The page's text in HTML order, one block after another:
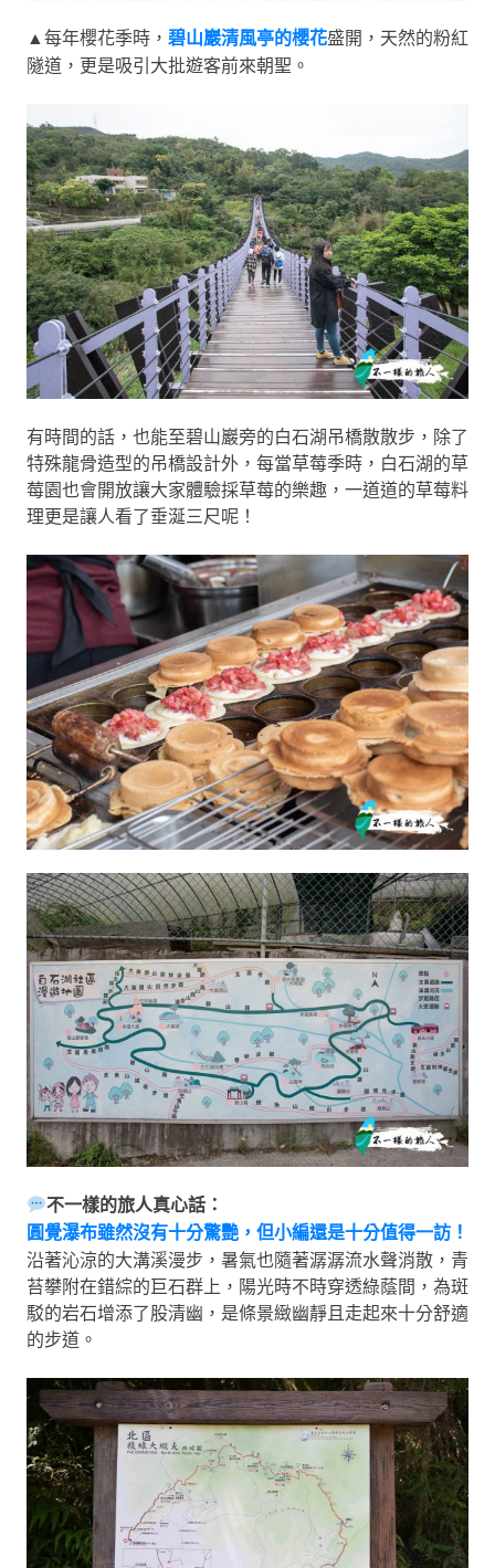
▲每年櫻花季時， 碧山巖清風亭的櫻花盛開，天然的粉紅
隧道，更是吸引大批遊客前來朝聖。
有時間的話，也能至碧山巖旁的白石湖吊橋散散步，除了
特殊龍骨造型的吊橋設計外，每當草莓季時，白石湖的草
莓園也會開放讓大家體驗採草莓的樂趣，一道道的草莓料
理更是讓人看了垂涎三尺呢！
不一樣的旅人真心話：
圓覺瀑布雖然沒有十分驚艷，但小編還是十分值得一訪！
沿著沁涼的大溝溪漫步，暑氣也隨著潺潺流水聲消散，青
苔攀附在錯綜的巨石群上，陽光時不時穿透綠蔭間，為斑
駁的岩石增添了股清幽，是條景緻幽靜且走起來十分舒適
的步道。